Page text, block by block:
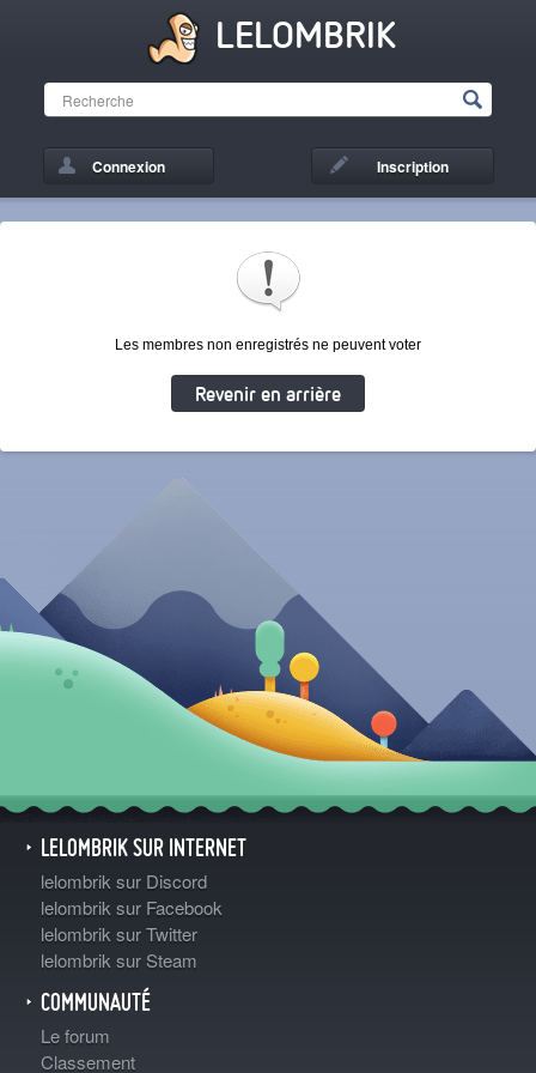
LELOMBRIK
Connexion Inscription
Les membres non enregistrés ne peuvent voter
Revenir en arrière
LELOMBRIK SUR INTERNET
lelombrik sur Discord
lelombrik sur Facebook
lelombrik sur Twitter
lelombrik sur Steam
COMMUNAUTÉ
Le forum
Classement